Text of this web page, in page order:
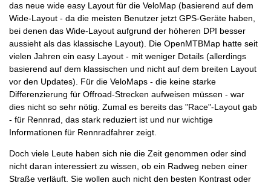
das neue wide easy Layout für die VeloMap (basierend auf dem
Wide-Layout - da die meisten Benutzer jetzt GPS-Geräte haben,
bei denen das Wide-Layout aufgrund der höheren DPI besser
aussieht als das klassische Layout). Die OpenMTBMap hatte seit
vielen Jahren ein easy Layout - mit weniger Details (allerdings
basierend auf dem klassischen und nicht auf dem breiten Layout
vor den Updates). Für die VeloMaps - die keine starke
Differenzierung für Offroad-Strecken aufweisen müssen - war
dies nicht so sehr nötig. Zumal es bereits das "Race"-Layout gab
- für Rennrad, das stark reduziert ist und nur wichtige
Informationen für Rennradfahrer zeigt.
Doch viele Leute haben sich nie die Zeit genommen oder sind
nicht daran interessiert zu wissen, ob ein Radweg neben einer
Straße verläuft. Sie wollen auch nicht den besten Kontrast oder